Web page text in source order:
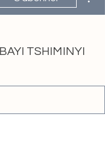
TSHIMINYI